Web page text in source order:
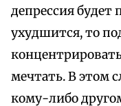
депрессия будет
ухудшится, то
мечтать. В этом
кому-либо